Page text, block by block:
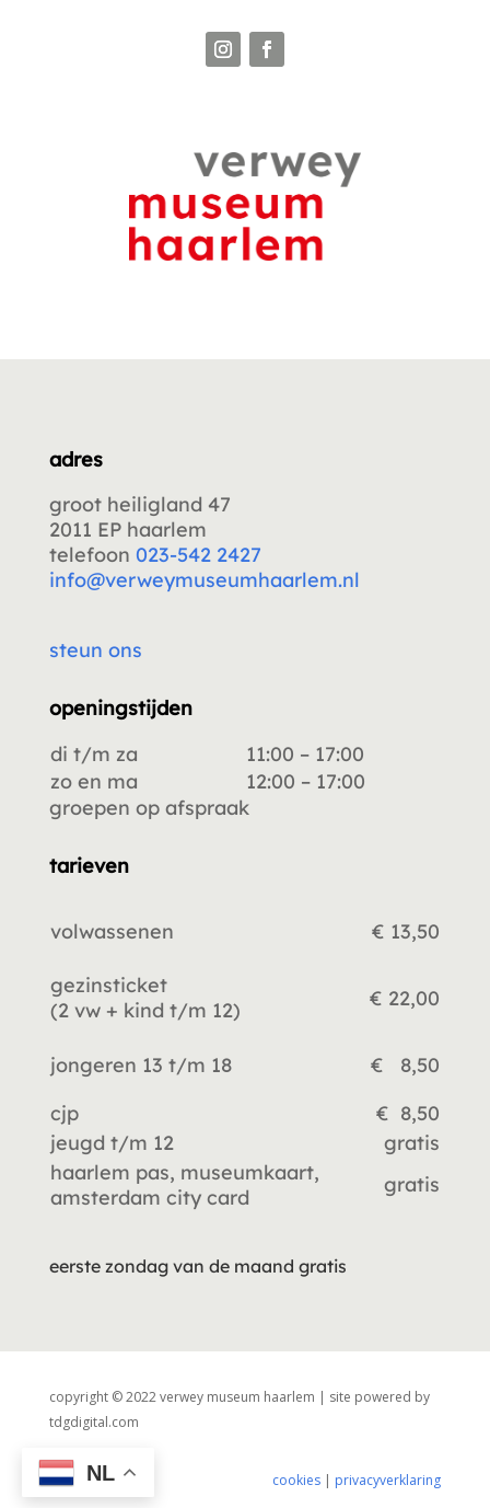
adres
groot heiligland 47
2011 EP haarlem
telefoon 023-542 2427
info@verweymuseumhaarlem.nl
steun ons
openingstijden
di t/m za
11:00 – 17:00
zo en ma
12:00 – 17:00
groepen op afspraak
tarieven
volwassenen € 13,50
gezinsticket
(2 vw + kind t/m 12) € 22,00
jongeren 13 t/m 18
€ 8,50
cjp
€ 8,50
jeugd t/m 12
gratis
haarlem pas, museumkaart,
amsterdam city card
gratis
eerste zondag van de maand gratis
copyright © 2022 verwey museum haarlem | site powered by
tdgdigital.com
cookies | privacyverklaring
NL